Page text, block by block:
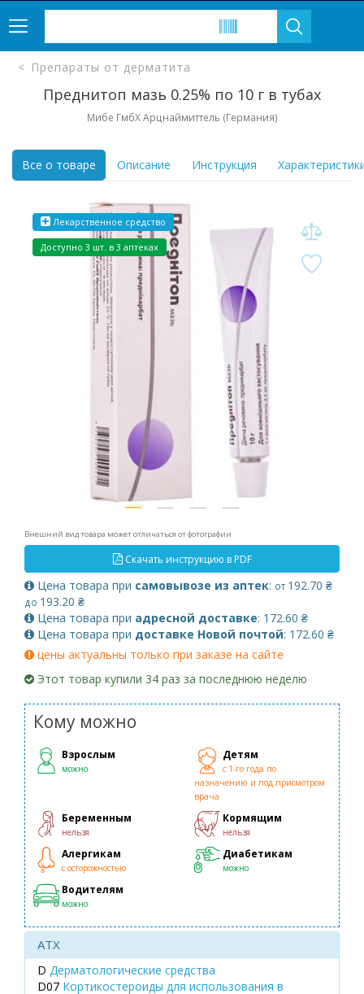
Препараты от дерматита
Преднитоп мазь 0.25% по 10 г в тубах
Мибе ГмбХ Арцнаймиттель (Германия)
Все о товаре Описание Инструкция
Лекарственное средство
Доступно 3 шт. в 3 аптеках
Внешний вид товара может отличаться от фотографии
Скачать инструкцию в PDF
Цена товара при самовывозе из аптек: от 192.70 ₴
до 193.20 ₴
Цена товара при адресной доставке: 172.60 ₴
Цена товара при доставке Новой почтой: 172.60 ₴
цены актуальны только при заказе на сайте
Этот товар купили 34 раз за последнюю неделю
Кому можно
Взрослым
можно
Детям
с 1-го года по
назначению и под присмотром
врача
Беременным
нельзя
Кормящим
нельзя
Алергикам
с осторожностью
Диабетикам
можно
Водителям
можно
ATX
D Дерматологические средства
D07 Кортикостероиды для использования в